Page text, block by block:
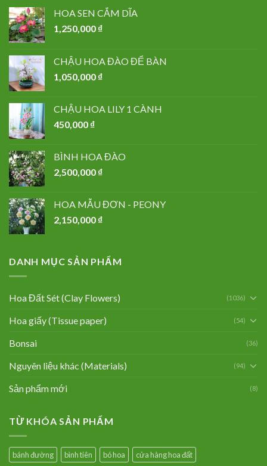
HOA SEN CẮM DĨA
1,250,000 ₫
CHẬU HOA ĐÀO ĐỂ BÀN
1,050,000 ₫
CHẬU HOA LILY 1 CÀNH
450,000 ₫
BÌNH HOA ĐÀO
2,500,000 ₫
HOA MẪU ĐƠN - PEONY
2,150,000 ₫
DANH MỤC SẢN PHẨM
Hoa Đất Sét (Clay Flowers) (1036)
Hoa giấy (Tissue paper) (54)
Bonsai (36)
Nguyên liệu khác (Materials) (94)
Sản phẩm mới (8)
TỪ KHÓA SẢN PHẨM
bánh đường bình tiên bó hoa cửa hàng hoa đất